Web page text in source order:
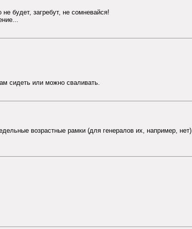
будет, загребут, не сомневайся!
сидеть или можно сваливать.
возрастные рамки (для генералов их, например, нет)